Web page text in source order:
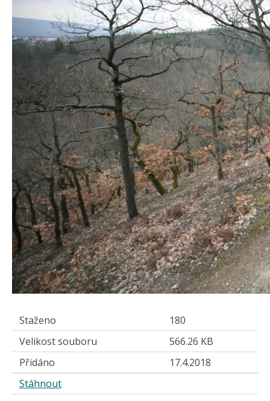
Staženo
180
Velikost souboru
566.26 KB
Přidáno
17.4.2018
Stáhnout